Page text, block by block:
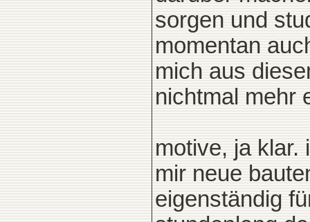
sorgen und
momentan
mich aus
nichtmal mehr
motive, ja klar.
mir neue
eigenständig